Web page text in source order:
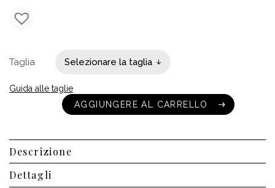
Taglia
Guida alle taglie
AGGIUNGERE AL CARRELLO
AGGIUNGERE AL CARRELLO
Descrizione
Dettagli